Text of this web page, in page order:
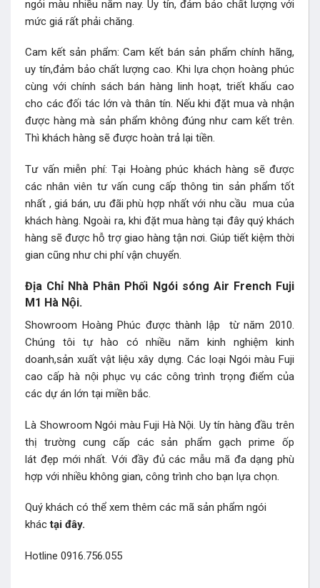
ngói màu nhiều năm nay. Uy tín, đảm bảo chất lượng với
mức giá rất phải chăng.
Cam kết sản phẩm: Cam kết bán sản phẩm chính hãng,
uy tín,đảm bảo chất lượng cao. Khi lựa chọn hoàng phúc
cùng với chính sách bán hàng linh hoạt, triết khấu cao
cho các đối tác lớn và thân tín. Nếu khi đặt mua và nhận
được hàng mà sản phẩm không đúng như cam kết trên.
Thì khách hàng sẽ được hoàn trả lại tiền.
Tư vấn miễn phí: Tại Hoàng phúc khách hàng sẽ được
các nhân viên tư vấn cung cấp thông tin sản phẩm tốt
nhất , giá bán, ưu đãi phù hợp nhất với nhu cầu mua của
khách hàng. Ngoài ra, khi đặt mua hàng tại đây quý khách
hàng sẽ được hỗ trợ giao hàng tận nơi. Giúp tiết kiệm thời
gian cũng như chi phí vận chuyển.
Địa Chỉ Nhà Phân Phối Ngói sóng Air French Fuji
M1 Hà Nội.
Showroom Hoàng Phúc được thành lập từ năm 2010.
Chúng tôi tự hào có nhiều năm kinh nghiệm kinh
doanh,sản xuất vật liệu xây dựng. Các loại Ngói màu Fuji
cao cấp hà nội phục vụ các công trình trọng điểm của
các dự án lớn tại miền bắc.
Là Showroom Ngói màu Fuji Hà Nội. Uy tín hàng đầu trên
thị trường cung cấp các sản phẩm gạch prime ốp
lát đẹp mới nhất. Với đầy đủ các mẫu mã đa dạng phù
hợp với nhiều không gian, công trình cho bạn lựa chọn.
Quý khách có thể xem thêm các mã sản phẩm ngói
khác tại đây.
Hotline 0916.756.055